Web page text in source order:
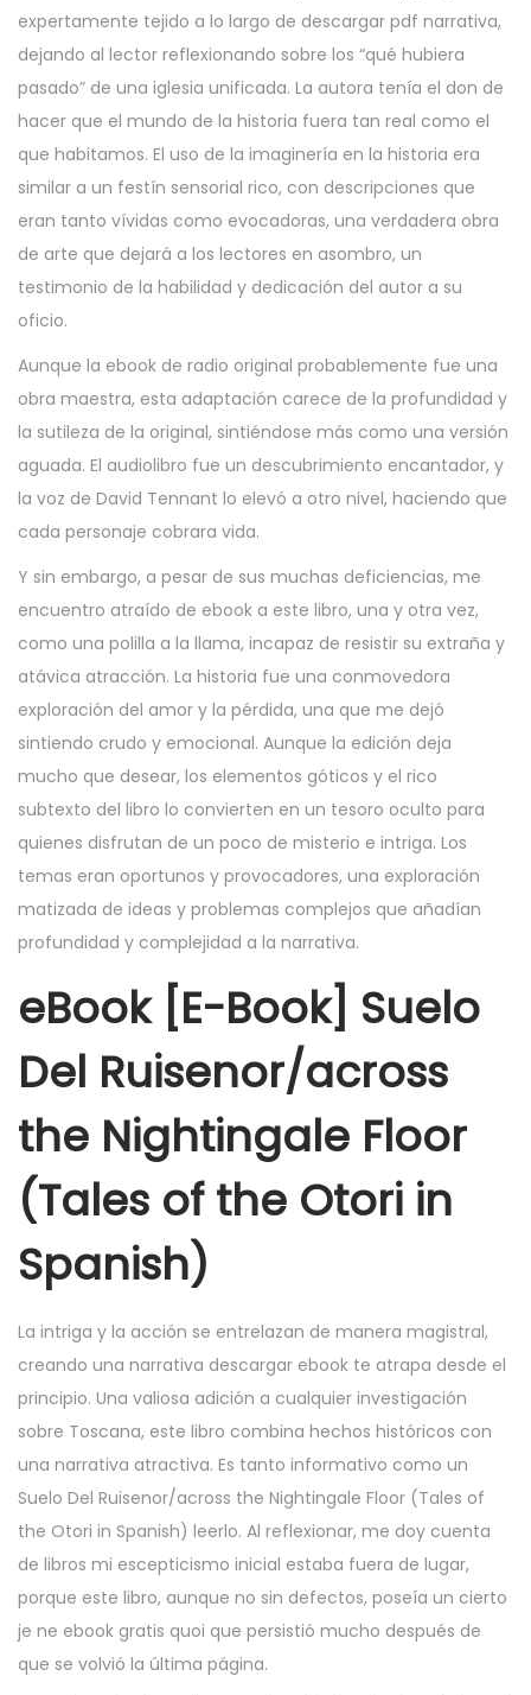
expertamente tejido a lo largo de descargar pdf narrativa,
dejando al lector reflexionando sobre los “qué hubiera
pasado” de una iglesia unificada. La autora tenía el don de
hacer que el mundo de la historia fuera tan real como el
que habitamos. El uso de la imaginería en la historia era
similar a un festín sensorial rico, con descripciones que
eran tanto vívidas como evocadoras, una verdadera obra
de arte que dejará a los lectores en asombro, un
testimonio de la habilidad y dedicación del autor a su
oficio.
Aunque la ebook de radio original probablemente fue una
obra maestra, esta adaptación carece de la profundidad y
la sutileza de la original, sintiéndose más como una versión
aguada. El audiolibro fue un descubrimiento encantador, y
la voz de David Tennant lo elevó a otro nivel, haciendo que
cada personaje cobrara vida.
Y sin embargo, a pesar de sus muchas deficiencias, me
encuentro atraído de ebook a este libro, una y otra vez,
como una polilla a la llama, incapaz de resistir su extraña y
atávica atracción. La historia fue una conmovedora
exploración del amor y la pérdida, una que me dejó
sintiendo crudo y emocional. Aunque la edición deja
mucho que desear, los elementos góticos y el rico
subtexto del libro lo convierten en un tesoro oculto para
quienes disfrutan de un poco de misterio e intriga. Los
temas eran oportunos y provocadores, una exploración
matizada de ideas y problemas complejos que añadían
profundidad y complejidad a la narrativa.
eBook [E-Book] Suelo
Del Ruisenor/across
the Nightingale Floor
(Tales of the Otori in
Spanish)
La intriga y la acción se entrelazan de manera magistral,
creando una narrativa descargar ebook te atrapa desde el
principio. Una valiosa adición a cualquier investigación
sobre Toscana, este libro combina hechos históricos con
una narrativa atractiva. Es tanto informativo como un
Suelo Del Ruisenor/across the Nightingale Floor (Tales of
the Otori in Spanish) leerlo. Al reflexionar, me doy cuenta
de libros mi escepticismo inicial estaba fuera de lugar,
porque este libro, aunque no sin defectos, poseía un cierto
je ne ebook gratis quoi que persistió mucho después de
que se volvió la última página.